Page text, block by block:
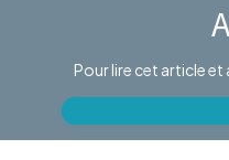
Pour lire cet article